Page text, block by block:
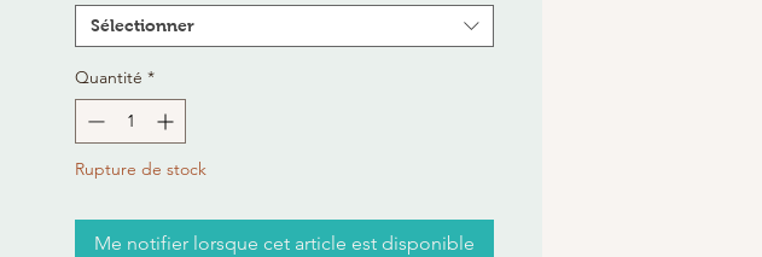
Sélectionner
Quantité *
Rupture de stock
Me notifier lorsque cet article est disponible